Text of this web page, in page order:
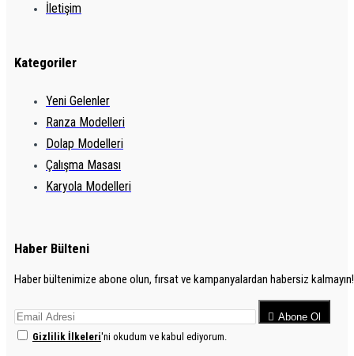
İletişim
Kategoriler
Yeni Gelenler
Ranza Modelleri
Dolap Modelleri
Çalışma Masası
Karyola Modelleri
Haber Bülteni
Haber bültenimize abone olun, fırsat ve kampanyalardan habersiz kalmayın!
Abone Ol
Gizlilik İlkeleri'ni okudum ve kabul ediyorum.